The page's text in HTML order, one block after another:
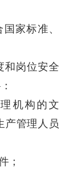
家标准、
和岗位安全
机构的文
产管理人员
；